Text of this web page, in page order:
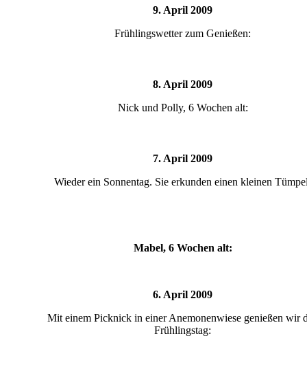
9. April 2009
Frühlingswetter zum Genießen:
8. April 2009
Nick und Polly, 6 Wochen alt:
7. April 2009
Wieder ein Sonnentag. Sie erkunden einen kleinen
Mabel, 6 Wochen alt:
6. April 2009
Mit einem Picknick in einer Anemonenwiese genießen wir
Frühlingstag: